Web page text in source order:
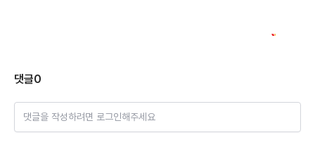
댓글0
댓글을 작성하려면 로그인해주세요